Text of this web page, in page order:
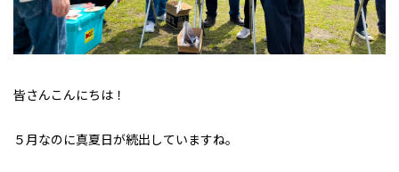
皆さんこんにちは！
５月なのに真夏日が続出していますね。